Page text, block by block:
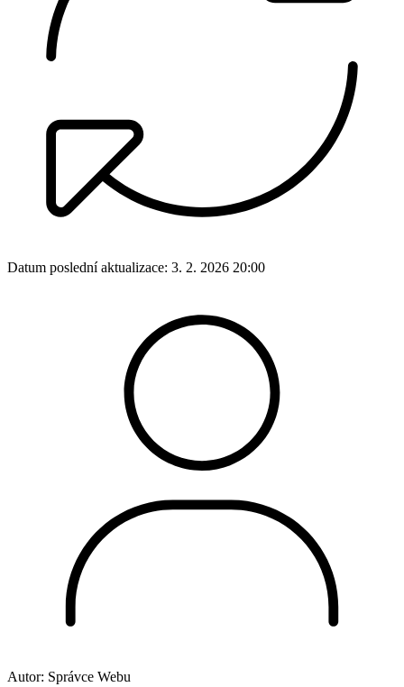
Datum poslední aktualizace: 3. 2. 2026 20:00
Autor: Správce Webu